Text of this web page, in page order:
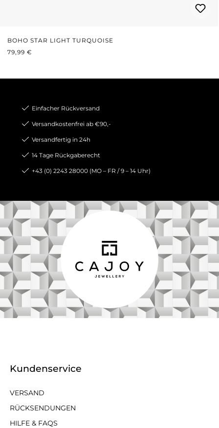
BOHO STAR LIGHT TURQUOISE
REGULÄRER PREIS:
79,99 €
Einfacher Rückversand
Versandkostenfrei ab €90,-
Versandfertig in 24h
14 Tage Rückgaberecht
+43 (0) 2243 28000 (MO – FR / 9 – 14 Uhr)
Kundenservice
VERSAND
RÜCKSENDUNGEN
HILFE & FAQS